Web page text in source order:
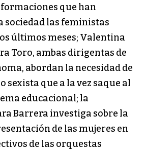
que han
sociedad las feministas
últimos meses; Valentina
Toro, ambas dirigentas de
abordan la necesidad de
sexista que a la vez saque al
educacional; la
Barrera investiga sobre la
de las mujeres en
de las orquestas